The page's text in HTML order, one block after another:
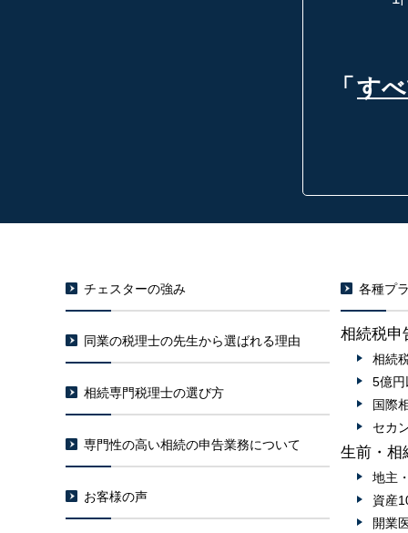
「 す
チェスターの強み
同業の税理士の先生から選ばれる理由
相続専門税理士の選び方
専門性の高い相続の申告業務について
お客様の声
各種プ
相続税申
相続
5億
国際
セカ
生前・相
地主
資産
開業